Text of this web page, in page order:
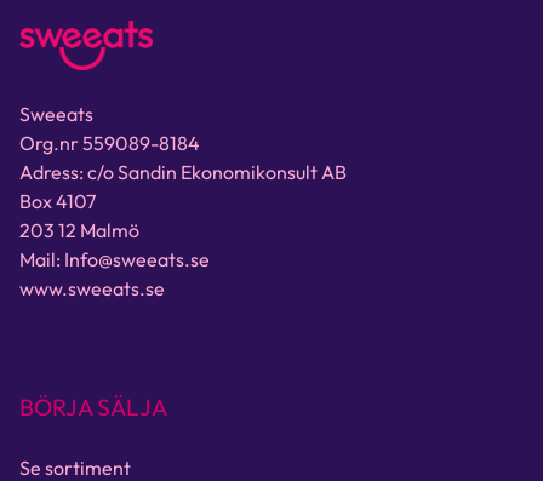
Sweeats
Org.nr 559089-8184
Adress: c/o Sandin Ekonomikonsult AB
Box 4107
203 12 Malmö
Mail: Info@sweeats.se
www.sweeats.se
BÖRJA SÄLJA
Se sortiment